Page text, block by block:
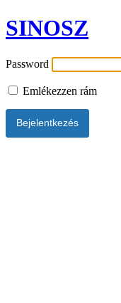
SINOSZ
Password
Emlékezzen rám